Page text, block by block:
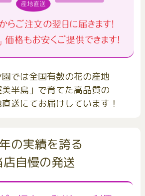
では全国有数の花の産地
美半島」で育てた高品質の
送にてお届けしています！
の実績を誇る
店自慢の発送